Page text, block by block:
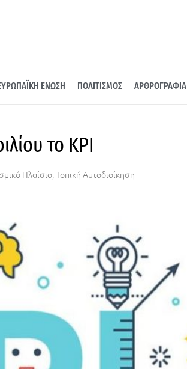
ΕΝΩΣΗ ΠΟΛΙΤΙΣΜΟΣ ΑΡΘΡΟΓΡΑΦΙΑ
το KPI
Πλαίσιο,Τοπική Αυτοδιοίκηση